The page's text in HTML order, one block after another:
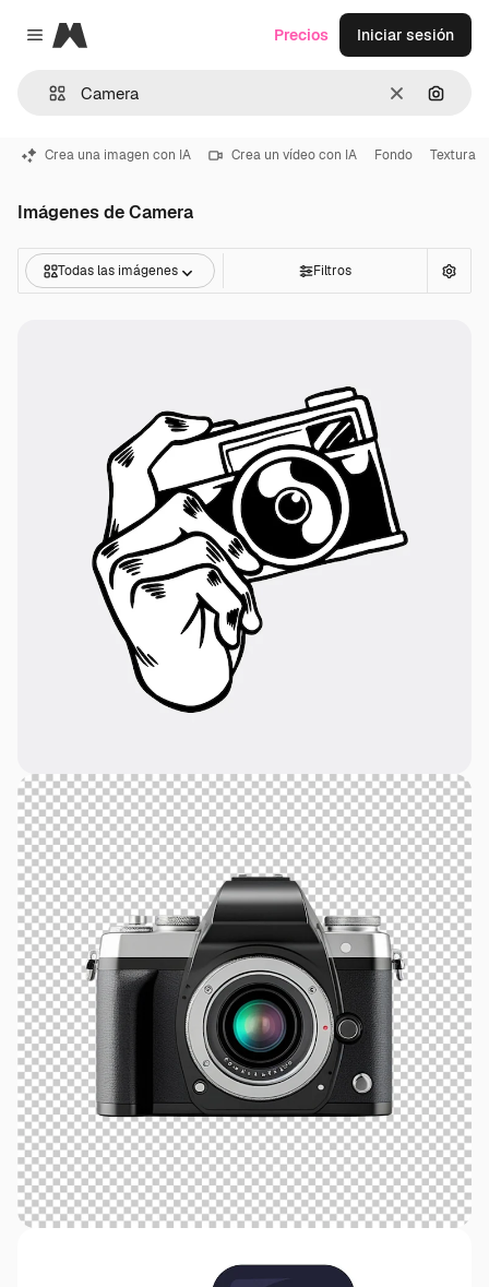
Close menu
Magnific
Borrar
Precios Iniciar sesión
Crea una imagen con IA Crea un vídeo con IA Fondo Textura
Imágenes de Camera
Todas las imágenes Filtros